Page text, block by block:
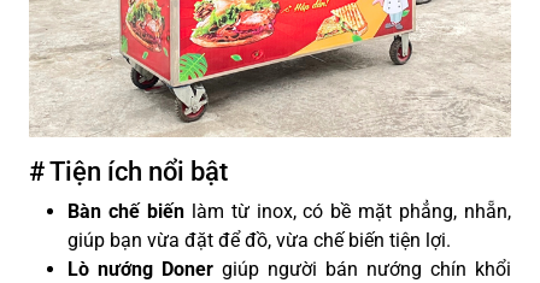
# Tiện ích nổi bật
Bàn chế biếnlàm từ inox, có bề mặt phẳng, nhẵn,
giúp bạn vừa đặt để đồ, vừa chế biến tiện lợi.
Lò nướng Doner giúp người bán nướng chín khổi